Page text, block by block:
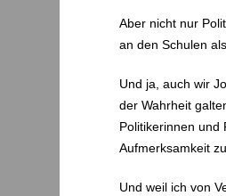
Aber nicht nur
an den Schulen
Und ja, auch wir
der Wahrheit
Politikerinnen und
Aufmerksamkeit
Und weil ich von